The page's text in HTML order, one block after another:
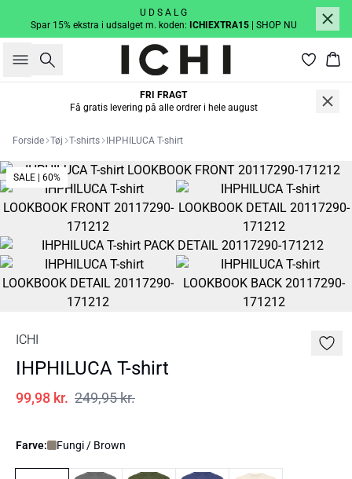
U D S A L G
Spar 15% ekstra i udsalget m. koden: ICHIEXTRA15| SHOP NU
Søg
FRI FRAGT
Få gratis levering på alle ordrer i hele august
Forside Tøj T-shirts IHPHILUCA T-shirt
SALE | 60%
ICHI
IHPHILUCA T-shirt
99,98 kr. 249,95 kr.
Farve: Fungi / Brown